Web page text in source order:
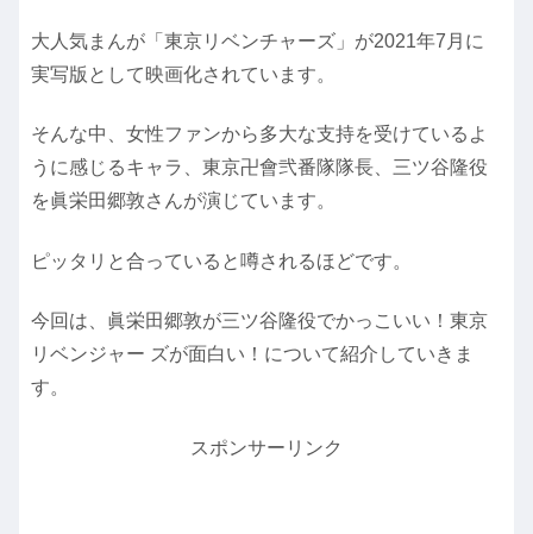
大人気まんが「東京リベンチャーズ」が2021年7月に
実写版として映画化されています。
そんな中、女性ファンから多大な支持を受けているよ
うに感じるキャラ、東京卍會弐番隊隊長、三ツ谷隆役
を眞栄田郷敦さんが演じています。
ピッタリと合っていると噂されるほどです。
今回は、眞栄田郷敦が三ツ谷隆役でかっこいい！東京
リベンジャー ズが面白い！について紹介していきま
す。
スポンサーリンク